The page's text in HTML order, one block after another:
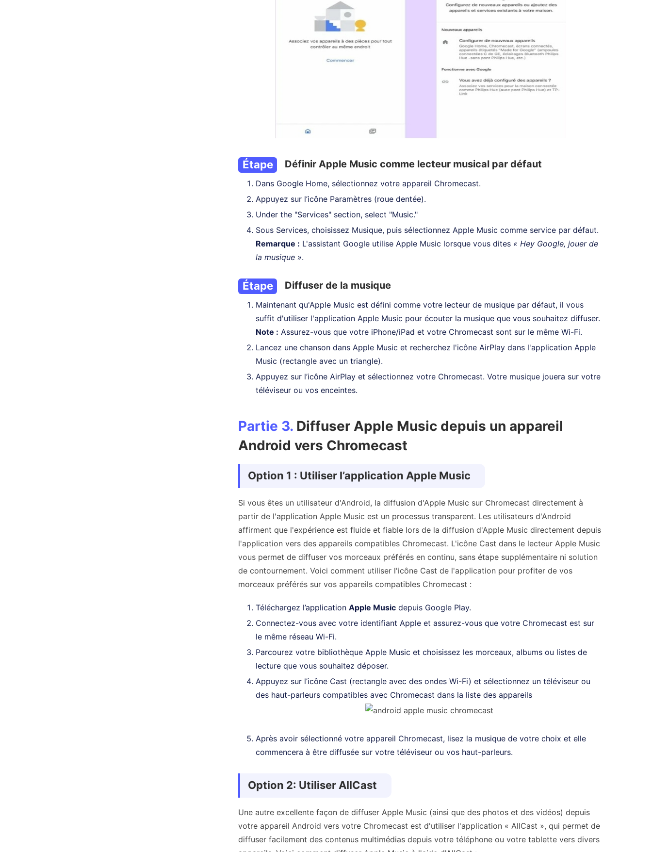
Étape
2
Définir Apple Music comme lecteur musical par défaut
Dans Google Home, sélectionnez votre appareil Chromecast.
Appuyez sur l’icône Paramètres (roue dentée).
Under the "Services" section, select "Music."
Sous Services, choisissez Musique, puis sélectionnez Apple Music comme service par défaut.
Remarque : L'assistant Google utilise Apple Music lorsque vous dites « Hey Google, jouer de
la musique ».
Étape
3
Diffuser de la musique
Maintenant qu'Apple Music est défini comme votre lecteur de musique par défaut, il vous
suffit d'utiliser l'application Apple Music pour écouter la musique que vous souhaitez diffuser.
Note : Assurez-vous que votre iPhone/iPad et votre Chromecast sont sur le même Wi-Fi.
Lancez une chanson dans Apple Music et recherchez l'icône AirPlay dans l'application Apple
Music (rectangle avec un triangle).
Appuyez sur l’icône AirPlay et sélectionnez votre Chromecast. Votre musique jouera sur votre
téléviseur ou vos enceintes.
Partie 3. Diffuser Apple Music depuis un appareil
Android vers Chromecast
Option 1 : Utiliser l’application Apple Music
Si vous êtes un utilisateur d'Android, la diffusion d'Apple Music sur Chromecast directement à
partir de l'application Apple Music est un processus transparent. Les utilisateurs d'Android
affirment que l'expérience est fluide et fiable lors de la diffusion d'Apple Music directement depuis
l'application vers des appareils compatibles Chromecast. L'icône Cast dans le lecteur Apple Music
vous permet de diffuser vos morceaux préférés en continu, sans étape supplémentaire ni solution
de contournement. Voici comment utiliser l'icône Cast de l'application pour profiter de vos
morceaux préférés sur vos appareils compatibles Chromecast :
Téléchargez l’application Apple Music depuis Google Play.
Connectez-vous avec votre identifiant Apple et assurez-vous que votre Chromecast est sur
le même réseau Wi-Fi.
Parcourez votre bibliothèque Apple Music et choisissez les morceaux, albums ou listes de
lecture que vous souhaitez déposer.
Appuyez sur l’icône Cast (rectangle avec des ondes Wi-Fi) et sélectionnez un téléviseur ou
des haut-parleurs compatibles avec Chromecast dans la liste des appareils
Après avoir sélectionné votre appareil Chromecast, lisez la musique de votre choix et elle
commencera à être diffusée sur votre téléviseur ou vos haut-parleurs.
Option 2: Utiliser AllCast
Une autre excellente façon de diffuser Apple Music (ainsi que des photos et des vidéos) depuis
votre appareil Android vers votre Chromecast est d'utiliser l'application « AllCast », qui permet de
diffuser facilement des contenus multimédias depuis votre téléphone ou votre tablette vers divers